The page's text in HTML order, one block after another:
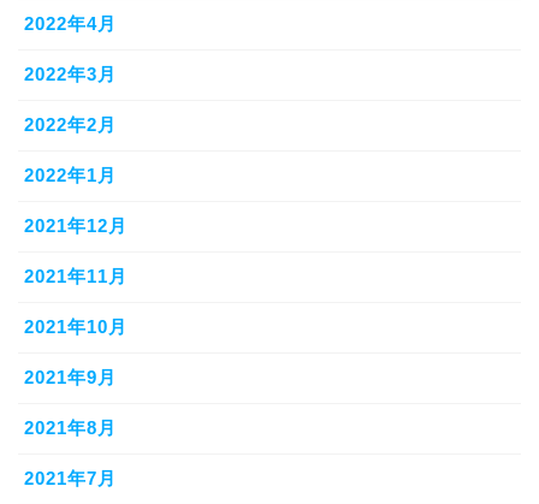
2022年4月
2022年3月
2022年2月
2022年1月
2021年12月
2021年11月
2021年10月
2021年9月
2021年8月
2021年7月